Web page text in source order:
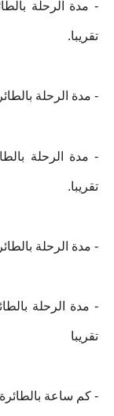
- مدة الرحلة
تقريبا.
- مدة الرحلة
- مدة الرحلة
تقريبا.
- مدة الرحلة بالطائرة
تقريبا
- كم ساعة